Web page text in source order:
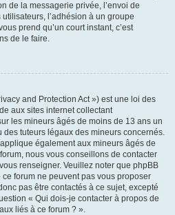
de la messagerie privée, l’envoi de
l’adhésion à un groupe
prend qu’un court instant, c’est
de le faire.
and Protection Act ») est une loi des
aux sites internet collectant
les mineurs âgés de moins de 13 ans un
tuteurs légaux des mineurs concernés.
également aux mineurs âgés de
nous vous conseillons de contacter
renseigner. Veuillez noter que phpBB
forum ne peuvent pas vous proposer
pas être contactés à ce sujet, excepté
« Qui dois-je contacter à propos de
liés à ce forum ? ».